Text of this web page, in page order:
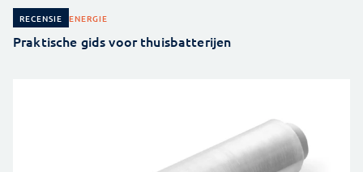
RECENSIE ENERGIE
Praktische gids voor thuisbatterijen